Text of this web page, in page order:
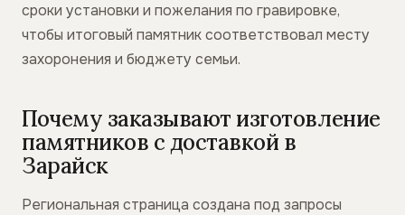
сроки установки и пожелания по гравировке,
чтобы итоговый памятник соответствовал месту
захоронения и бюджету семьи.
Почему заказывают изготовление
памятников с доставкой в
Зарайск
Региональная страница создана под запросы